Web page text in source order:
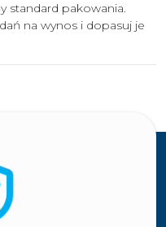
standard pakowania.
na wynos i dopasuj je